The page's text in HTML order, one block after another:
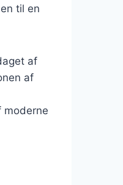
til en
af
af
moderne